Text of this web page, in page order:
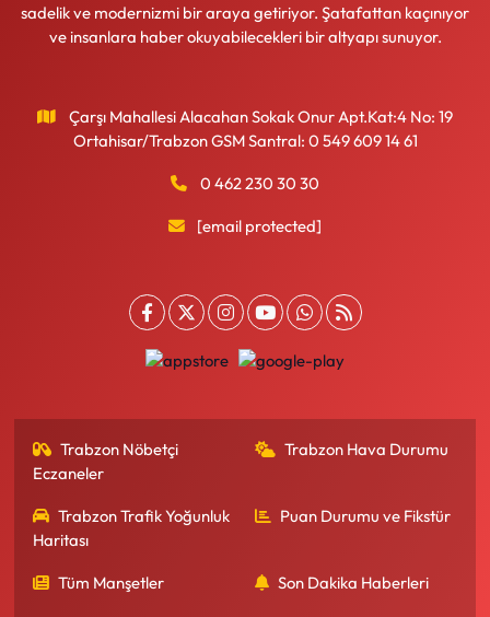
sadelik ve modernizmi bir araya getiriyor. Şatafattan kaçınıyor
ve insanlara haber okuyabilecekleri bir altyapı sunuyor.
Çarşı Mahallesi Alacahan Sokak Onur Apt.Kat:4 No: 19
Ortahisar/Trabzon GSM Santral: 0 549 609 14 61
0 462 230 30 30
[email protected]
Trabzon Nöbetçi
Eczaneler
Trabzon Hava Durumu
Trabzon Trafik Yoğunluk
Haritası
Puan Durumu ve Fikstür
Tüm Manşetler Son Dakika Haberleri